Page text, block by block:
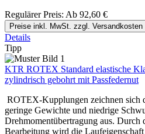
Regulärer Preis: Ab 92,60 €
Preise inkl. MwSt. zzgl. Versandkosten
Details
Tipp
KTR ROTEX Standard elastische
zylindrisch gebohrt mit Passfedernut
ROTEX-Kupplungen zeichnen sich
geringe Gewichte und niedrige
Drehmomentübertragung aus. Durch
Bearbeitung wird die